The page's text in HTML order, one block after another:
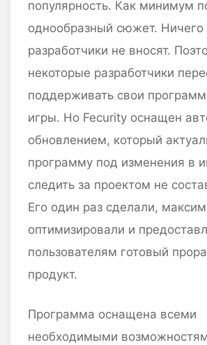
популярность. Как минимум
однообразный сюжет. Ничего
разработчики не вносят.
некоторые разработчики
поддерживать свои
игры. Но Fecurity оснащен
обновлением, который
программу под изменения в
следить за проектом не
Его один раз сделали,
оптимизировали и
пользователям готовый
продукт.
Программа оснащена всеми
необходимыми